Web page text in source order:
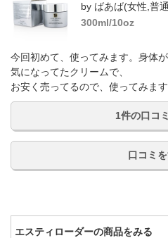
by ばあば(女性,普
300ml/10oz
今回初めて、使ってみます。身体
気になってたクリームで、
お安く売ってるので、使ってみます
1件の口コ
口コミ
エスティローダーの商品をみる